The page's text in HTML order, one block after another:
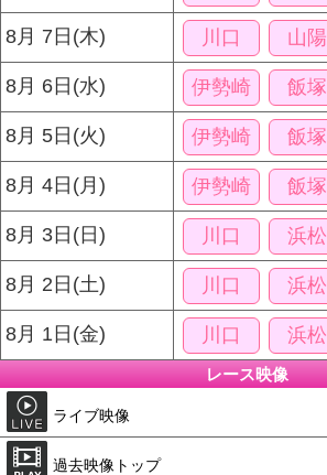
8月 7日(木) 川口 山陽
8月 6日(水) 伊勢崎 飯塚
8月 5日(火) 伊勢崎 飯塚
8月 4日(月) 伊勢崎 飯塚
8月 3日(日) 川口 浜松
8月 2日(土) 川口 浜松
8月 1日(金) 川口 浜松
レース映像
ライブ映像
過去映像トップ